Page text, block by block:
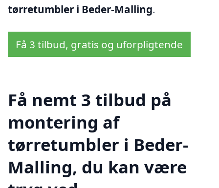
tørretumbler i Beder-Malling.
Få 3 tilbud, gratis og uforpligtende
Få nemt 3 tilbud på
montering af
tørretumbler i Beder-
Malling, du kan være